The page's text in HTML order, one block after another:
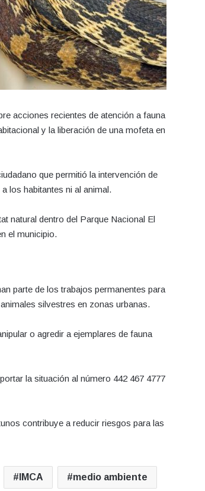
acciones recientes de atención a fauna
y la liberación de una mofeta en
que permitió la intervención de
los habitantes ni al animal.
natural dentro del Parque Nacional El
el municipio.
parte de los trabajos permanentes para
silvestres en zonas urbanas.
o agredir a ejemplares de fauna
la situación al número 442 467 4777
contribuye a reducir riesgos para las
IMCA medio ambiente